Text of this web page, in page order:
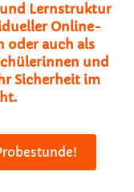
Lernstruktur
Online-
oder auch als
und
Sicherheit im